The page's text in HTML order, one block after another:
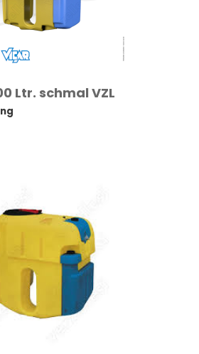
Ltr. schmal VZL